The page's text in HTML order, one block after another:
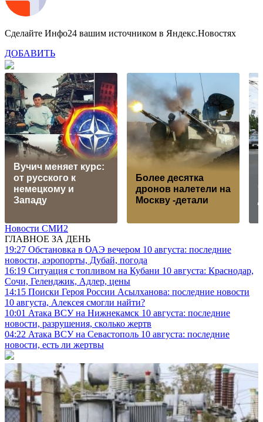
Сделайте Инфо24 вашим источником в Яндекс.Новостях
ДОБАВИТЬ
Вучич меняет курс:
от русского к
немецкому и
Западу
Более десятка
дронов налетели на
Москву -детали
Новости СМИ2
ГЛАВНОЕ ЗА ДЕНЬ
19:27 Обстановка в ОАЭ вечером 10 августа: последние
новости, аэропорты, Дубай, погода
16:19 Ситуация с топливом на Кубани 10 августа: Краснодар,
Сочи, Геленджик, Адлер, цены
14:15 Поиски Героя России Асылханова: последние новости
10 августа, Алексея смогли найти?
10:01 Атака ВСУ на Нижнекамск 10 августа: последние
новости, разрушения, сколько жертв
04:22 Атака ВСУ на Севастополь 10 августа: последние
новости, есть ли жертвы